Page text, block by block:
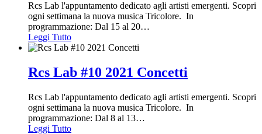
Rcs Lab l'appuntamento dedicato agli artisti emergenti. Scopri
ogni settimana la nuova musica Tricolore. In
programmazione: Dal 15 al 20…
Leggi Tutto
Rcs Lab #10 2021 Concetti
Rcs Lab l'appuntamento dedicato agli artisti emergenti. Scopri
ogni settimana la nuova musica Tricolore. In
programmazione: Dal 8 al 13…
Leggi Tutto